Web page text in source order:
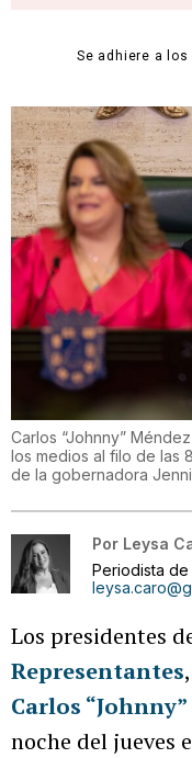
Se adhiere a
Carlos “Johnny”
los medios al filo de las
de la gobernadora
Por Leysa
Periodista de
Los presidentes
Representantes,
Carlos
noche del jueves